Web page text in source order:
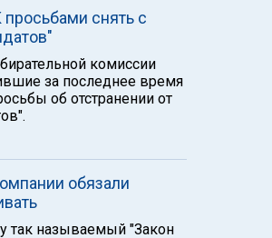
снять с
комиссии
за последнее время
об отстранении от
обязали
так называемый "Закон